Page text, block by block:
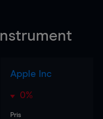
Apple Inc
0%
Pris